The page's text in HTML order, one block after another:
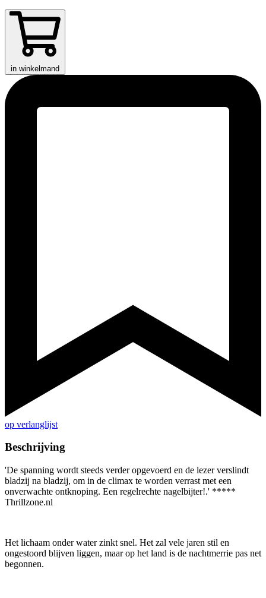
in winkelmand
op verlanglijst
Beschrijving
'De spanning wordt steeds verder opgevoerd en de lezer verslindt
bladzij na bladzij, om in de climax te worden verrast met een
onverwachte ontknoping. Een regelrechte nagelbijter!.' *****
Thrillzone.nl
Het lichaam onder water zinkt snel. Het zal vele jaren stil en
ongestoord blijven liggen, maar op het land is de nachtmerrie pas net
begonnen.